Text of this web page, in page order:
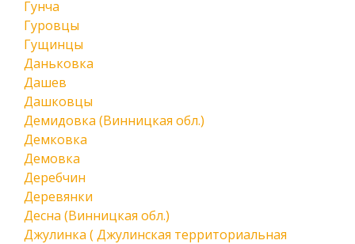
Гунча
Гуровцы
Гущинцы
Даньковка
Дашев
Дашковцы
Демидовка (Винницкая обл.)
Демковка
Демовка
Деребчин
Деревянки
Десна (Винницкая обл.)
Джулинка ( Джулинская территориальная